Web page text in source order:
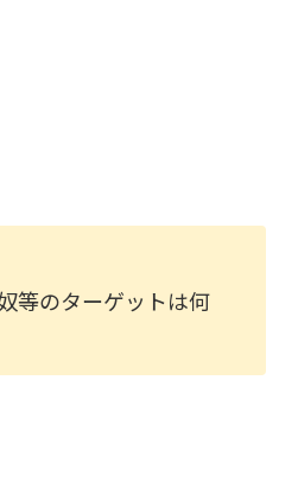
等のターゲットは何